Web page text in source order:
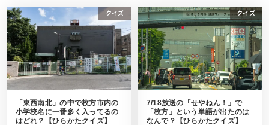
クイズ
「東西南北」の中で枚方市内の
小学校名に一番多く入ってるの
はどれ？【ひらかたクイズ】
クイズ
7/18放送の「せやねん！」で
「枚方」という単語が出たのは
なんで？【ひらかたクイズ】